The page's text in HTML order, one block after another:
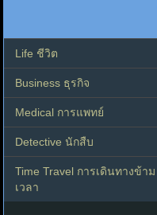
Life ชีวิต
Business ธุรกิจ
Medical การแพทย์
Detective นักสืบ
Time Travel การเดินทางข้าม
เวลา